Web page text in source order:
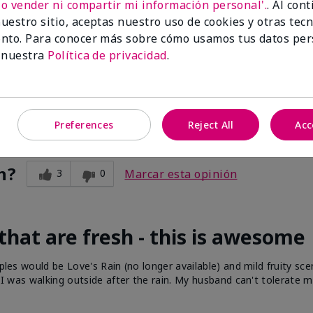
daughter gave me this perfume for Mother's Day and I
scent?
3 0 Marcar esta opinión
are fresh - this is awesome
would be Love's Rain (no longer available) and mild fruity
walking outside after the rain. My husband can't tolerate
vender ni compartir mi información personal'.. Al
sitio, aceptas nuestro uso de cookies y otras
Para conocer más sobre cómo usamos tus datos
Política de privacidad.
Preferences Reject All